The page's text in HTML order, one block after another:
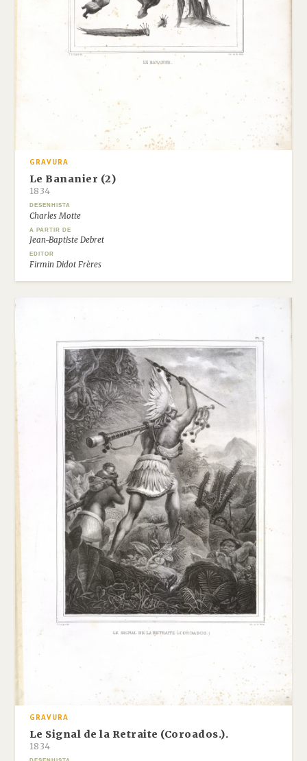
GRAVURA
Le Bananier (2)
1834
DESENHISTA
Charles Motte
A PARTIR DE
Jean-Baptiste Debret
EDITOR
Firmin Didot Frères
GRAVURA
Le Signal de la Retraite (Coroados.).
1834